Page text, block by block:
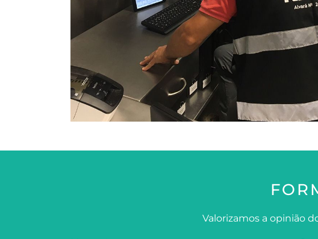
Valorizamos a opinião